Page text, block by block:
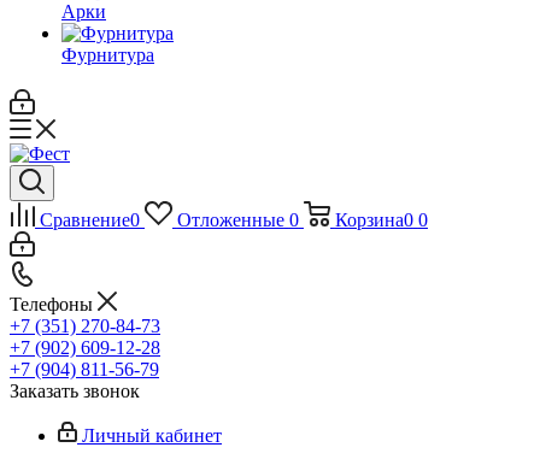
Арки
Фурнитура
Сравнение0 Отложенные 0 Корзина0 0
Телефоны
+7 (351) 270-84-73
+7 (902) 609-12-28
+7 (904) 811-56-79
Заказать звонок
Личный кабинет